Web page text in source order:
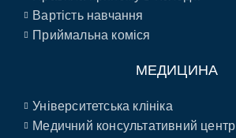
Вартість навчання
Приймальна коміся
МЕДИЦИНА
Університетська клініка
Медичний консультативний центр